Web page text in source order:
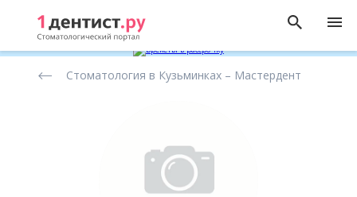
стоматологических
Стоматология в Кузьминках – Мастердент